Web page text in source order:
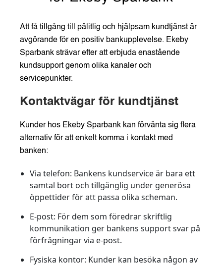
Att få tillgång till pålitlig och hjälpsam kundtjänst är
avgörande för en positiv bankupplevelse. Ekeby
Sparbank strävar efter att erbjuda enastående
kundsupport genom olika kanaler och
servicepunkter.
Kontaktvägar för kundtjänst
Kunder hos Ekeby Sparbank kan förvänta sig flera
alternativ för att enkelt komma i kontakt med
banken:
Via telefon: Bankens kundservice är bara ett
samtal bort och tillgänglig under generösa
öppettider för att passa olika scheman.
E-post: För dem som föredrar skriftlig
kommunikation ger bankens support svar på
förfrågningar via e-post.
Fysiska kontor: Kunder kan besöka någon av